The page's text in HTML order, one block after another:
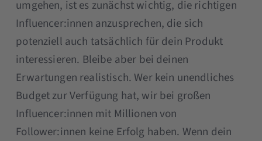
umgehen, ist es zunächst wichtig, die richtigen
Influencer:innen anzusprechen, die sich
potenziell auch tatsächlich für dein Produkt
interessieren. Bleibe aber bei deinen
Erwartungen realistisch. Wer kein unendliches
Budget zur Verfügung hat, wir bei großen
Influencer:innen mit Millionen von
Follower:innen keine Erfolg haben. Wenn dein